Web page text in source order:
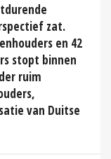
zat.
en 42
stopt binnen
ruim
van Duitse